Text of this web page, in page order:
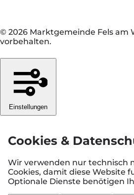
© 2026 Marktgemeinde Fels am
vorbehalten.
Einstellungen
Cookies &
Wir verwenden nur technisch
Cookies, damit diese Website
Optionale Dienste benötigen